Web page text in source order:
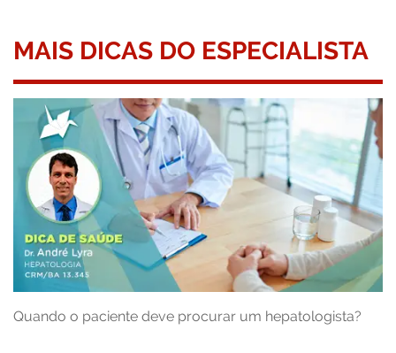
MAIS DICAS DO ESPECIALISTA
Quando o paciente deve procurar um hepatologista?